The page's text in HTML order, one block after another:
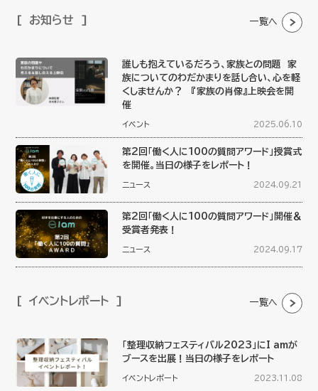
お知らせ 一覧へ
誰しも抱えているだろう、家族との問題 家
族についてのわだかまりを話し合い、心を軽
くしませんか？ 『家族の肖像』上映会を開
催
イベント 2025.06.10
第2回「働く人に100の質問アワード」授賞式
を開催。当日の様子をレポート！
ニュース 2024.09.21
第2回「働く人に100の質問アワード」開催＆
受賞者発表！
ニュース 2024.09.17
イベントレポート 一覧へ
「整理収納フェスティバル2023」にI amが
ブースを出展！当日の様子をレポート
イベントレポート 2023.11.08